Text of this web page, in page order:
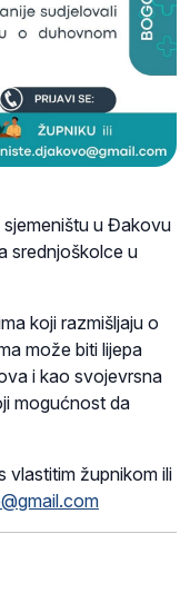
sjemeništu u Đakovu
srednjoškolce u
koji razmišljaju o
može biti lijepa
i kao svojevrsna
mogućnost da
vlastitim župnikom ili